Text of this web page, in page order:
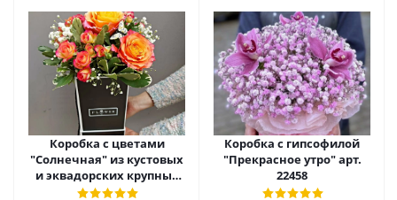
Коробка с цветами
"Солнечная" из кустовых
и эквадорских крупных
роз с гипсофилой арт.
Коробка с гипсофилой
"Прекрасное утро" арт.
22458